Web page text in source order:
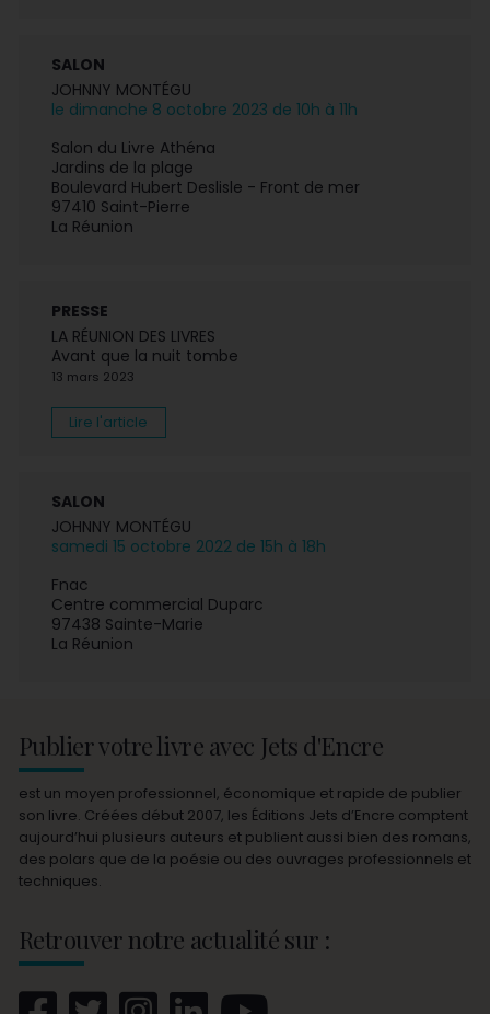
SALON
JOHNNY MONTÉGU
le dimanche 8 octobre 2023 de 10h à 11h
Salon du Livre Athéna
Jardins de la plage
Boulevard Hubert Deslisle - Front de mer
97410 Saint-Pierre
La Réunion
PRESSE
LA RÉUNION DES LIVRES
Avant que la nuit tombe
13 mars 2023
Lire l'article
SALON
JOHNNY MONTÉGU
samedi 15 octobre 2022 de 15h à 18h
Fnac
Centre commercial Duparc
97438 Sainte-Marie
La Réunion
Publier votre livre avec Jets d'Encre
est un moyen professionnel, économique et rapide de publier
son livre. Créées début 2007, les Éditions Jets d’Encre comptent
aujourd’hui plusieurs auteurs et publient aussi bien des romans,
des polars que de la poésie ou des ouvrages professionnels et
techniques.
Retrouver notre actualité sur :